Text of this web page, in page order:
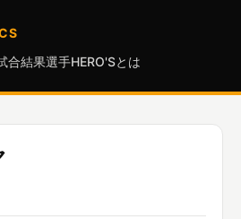
合結果選手HERO'Sとは